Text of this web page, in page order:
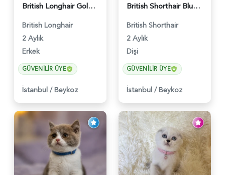
British Longhair Golden Erkek Yavrumuz - 5910
British Longhair
2 Aylık
Erkek
GÜVENILIR ÜYE
İstanbul / Beykoz
British Shorthair Blue Point Kızımız 2 Aylık - 5149
British Shorthair
2 Aylık
Dişi
GÜVENILIR ÜYE
İstanbul / Beykoz